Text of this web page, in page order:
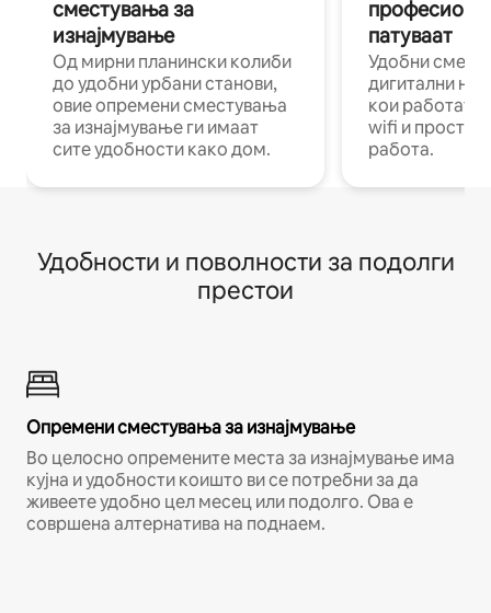
сместувања за
изнајмување
Од мирни планински колиби
до удобни урбани станови,
овие опремени сместувања
за изнајмување ги имаат
сите удобности како дом.
патуваат
Удобни
дигитални
кои работат
wifi и
работа.
Удобности и поволности за подолги
престои
Опремени сместувања за изнајмување
Во целосно опремените места за изнајмување има
кујна и удобности коишто ви се потребни за да
живеете удобно цел месец или подолго. Ова е
совршена алтернатива на поднаем.